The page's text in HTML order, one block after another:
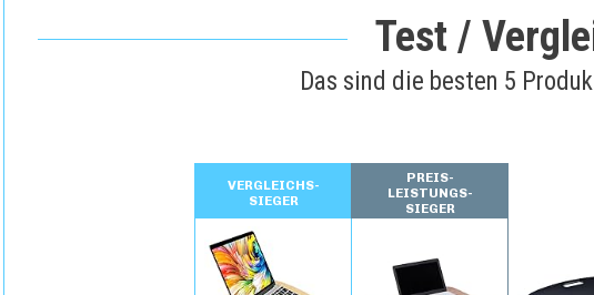
Test /
Das sind die besten 5
VERGLEICHS-
SIEGER
PREIS-
LEISTUNGS-
SIEGER